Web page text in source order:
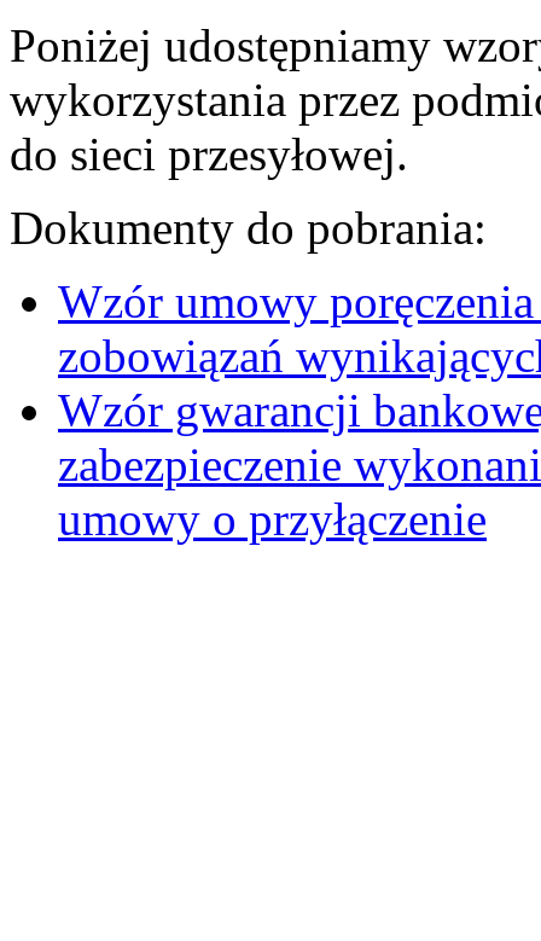
Poniżej udostępniamy
wykorzystania przez
do sieci przesyłowej.
Dokumenty do pobrania:
Wzór umowy
zobowiązań
Wzór gwarancji
zabezpieczenie
umowy o przyłączenie